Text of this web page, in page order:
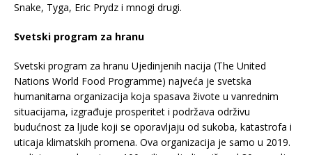
Snake, Tyga, Eric Prydz i mnogi drugi.
Svetski program za hranu
Svetski program za hranu Ujedinjenih nacija (The United
Nations World Food Programme) najveća je svetska
humanitarna organizacija koja spasava živote u vanrednim
situacijama, izgrađuje prosperitet i podržava održivu
budućnost za ljude koji se oporavljaju od sukoba, katastrofa i
uticaja klimatskih promena. Ova organizacija je samo u 2019.